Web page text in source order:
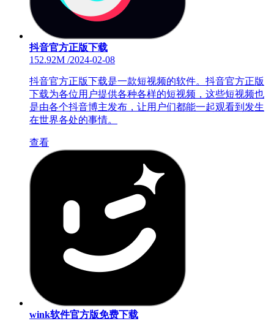
抖音官方正版下载
152.92M /2024-02-08
抖音官方正版下载是一款短视频的软件。抖音官方正版
下载为各位用户提供各种各样的短视频，这些短视频也
是由各个抖音博主发布，让用户们都能一起观看到发生
在世界各处的事情。
查看
wink软件官方版免费下载